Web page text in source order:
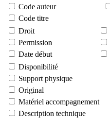
Code auteur
Code titre
Droit
Permission
Date début
Disponibilité
Support physique
Original
Matériel accompagnement
Description technique